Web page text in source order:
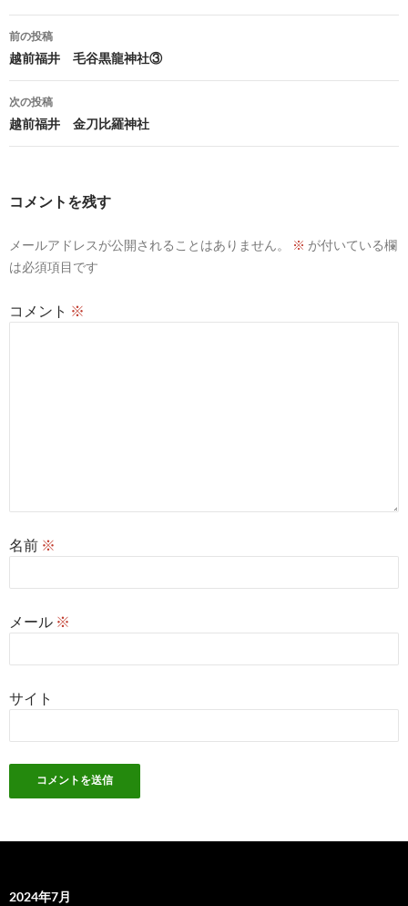
投
稿
ナ
ビ
ゲ
ョ
前の投稿
越前福井 毛谷黒龍神社③
次の投稿
越前福井 金刀比羅神社
コメントを残す
メールアドレスが公開されることはありません。 ※ が付いている欄
は必須項目です
コメント ※
名前 ※
メール ※
サイト
2024年7月